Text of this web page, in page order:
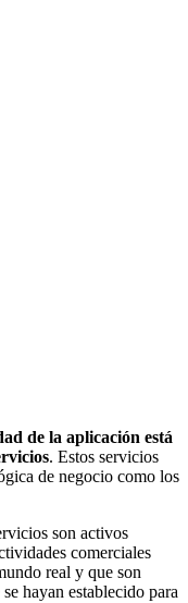
de la aplicación está
. Estos servicios
de negocio como los
son activos
comerciales
real y que son
hayan establecido para